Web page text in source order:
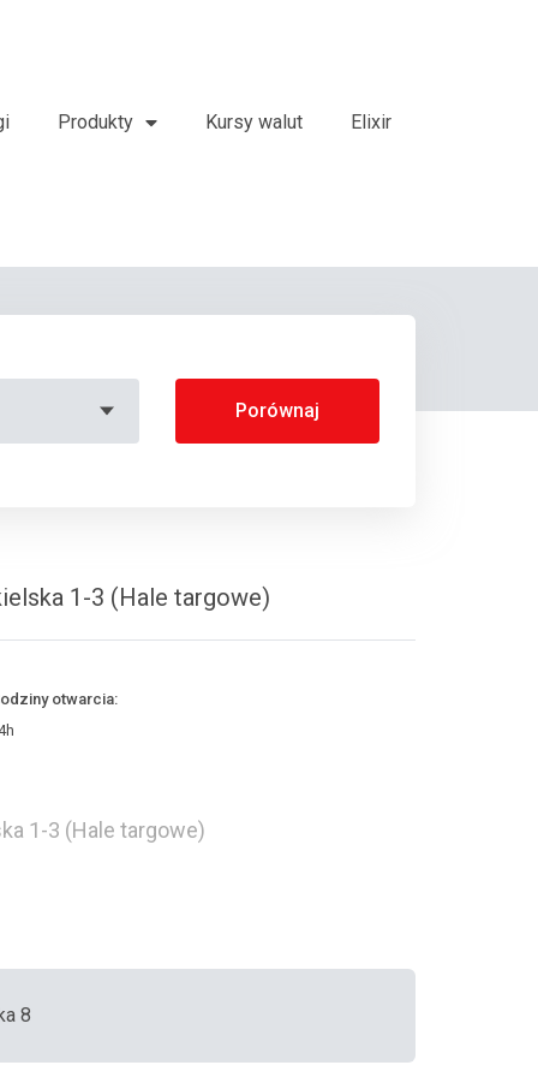
Produkty Kursy walut Elixir
Porównaj
1-3 (Hale targowe)
otwarcia:
1-3 (Hale targowe)
8